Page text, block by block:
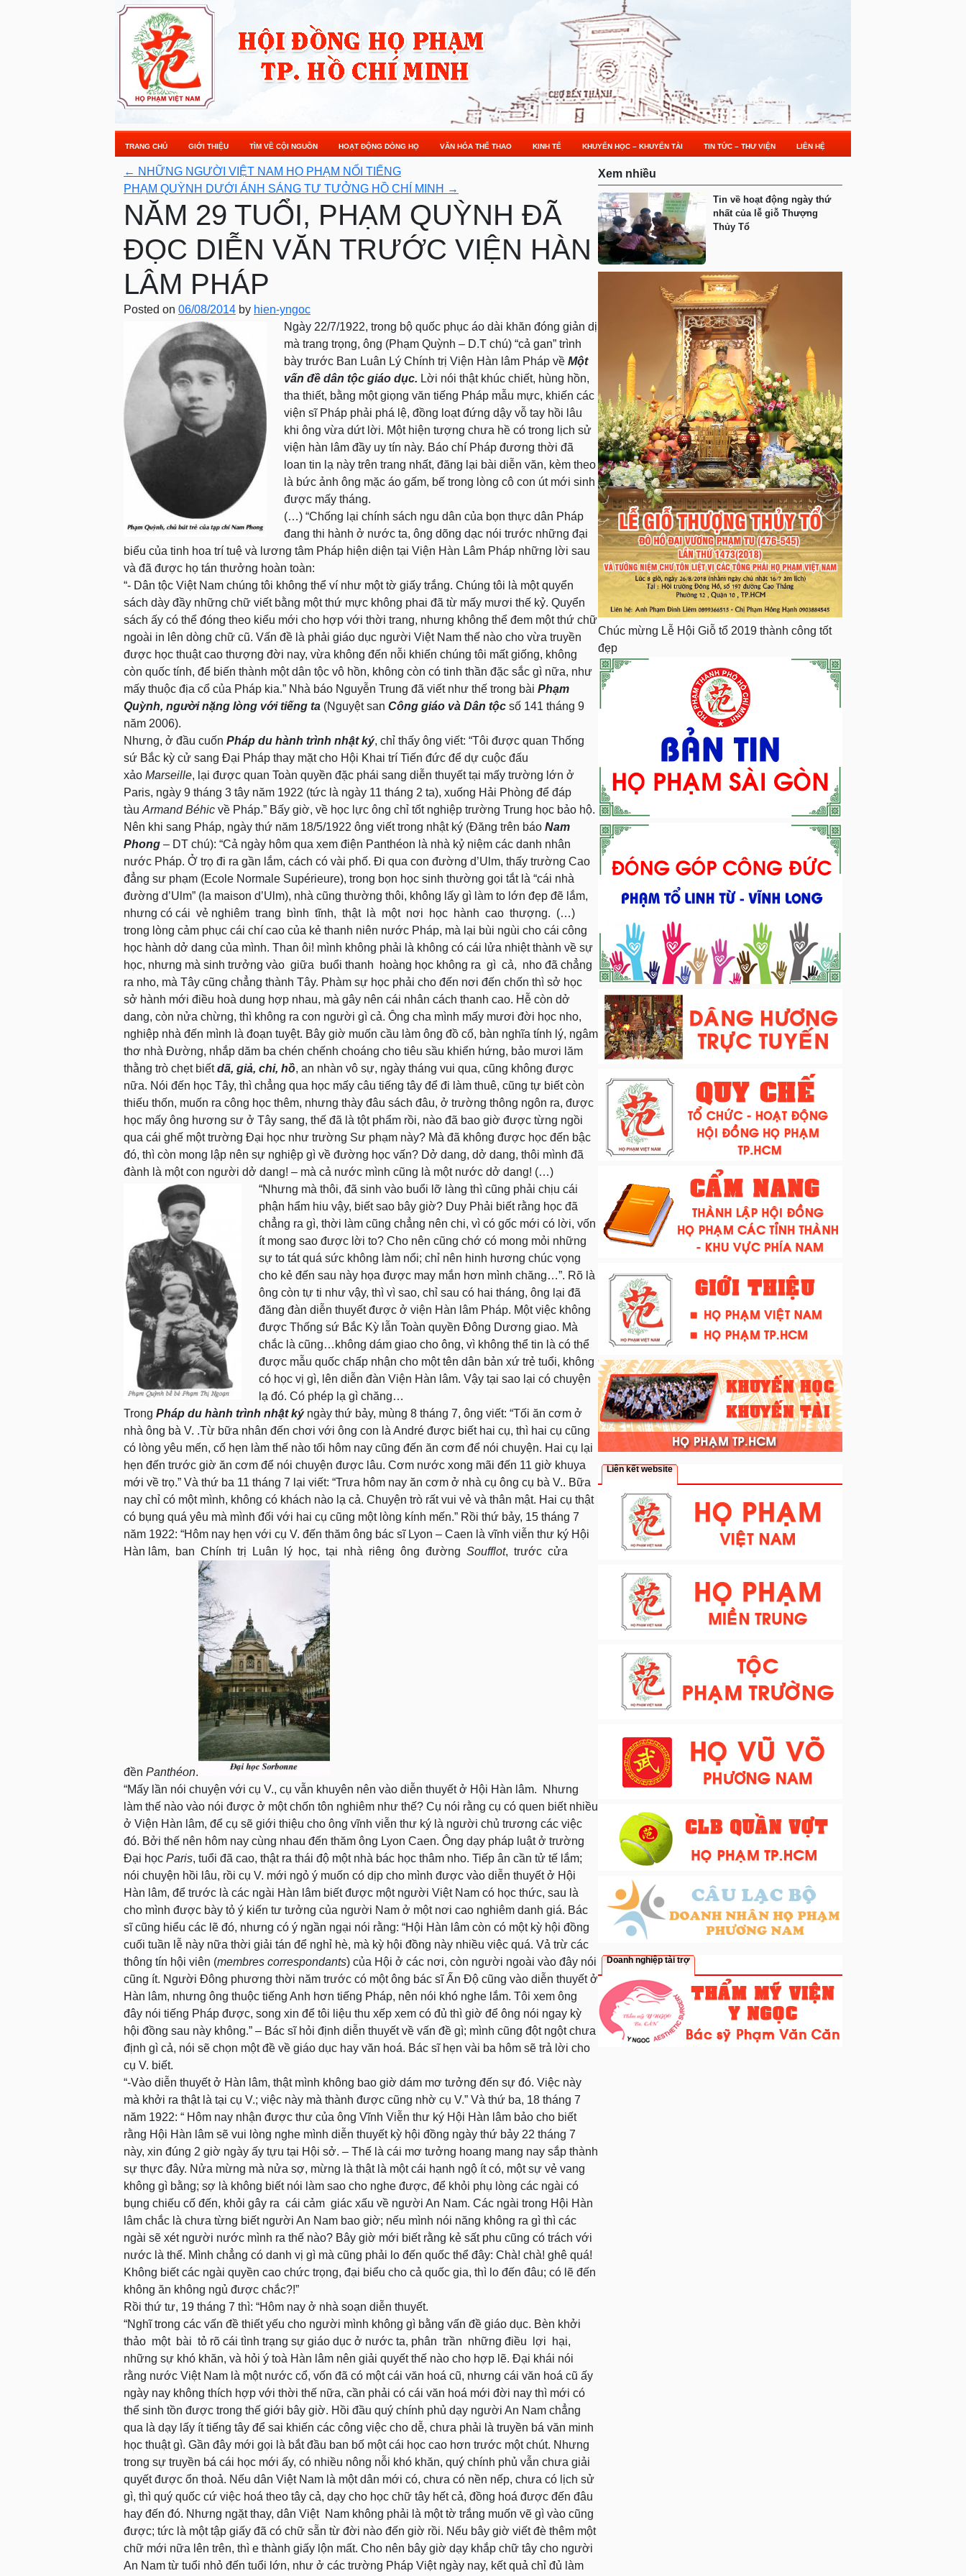
TRANG CHỦ GIỚI THIỆU TÌM VỀ CỘI NGUỒN HOẠT ĐỘNG DÒNG HỌ VĂN HÓA THỂ THAO KINH TẾ KHUYẾN HỌC – KHUYẾN TÀI TIN TỨC – THƯ VIỆN LIÊN HỆ
← NHỮNG NGƯỜI VIỆT NAM HỌ PHẠM NỔI TIẾNG
PHẠM QUỲNH DƯỚI ÁNH SÁNG TƯ TƯỞNG HỒ CHÍ MINH →
NĂM 29 TUỔI, PHẠM QUỲNH ĐÃ
ĐỌC DIỄN VĂN TRƯỚC VIỆN HÀN
LÂM PHÁP
Posted on 06/08/2014 by hien-yngoc
Ngày 22/7/1922, trong bộ quốc phục áo dài khăn đóng giản dị
mà trang trọng, ông (Phạm Quỳnh – D.T chú) “cả gan” trình
bày trước Ban Luân Lý Chính trị Viện Hàn lâm Pháp về Một
vấn đề dân tộc giáo dục. Lời nói thật khúc chiết, hùng hồn,
tha thiết, bằng một giọng văn tiếng Pháp mẫu mực, khiến các
viện sĩ Pháp phải phá lệ, đồng loạt đứng dậy vỗ tay hồi lâu
khi ông vừa dứt lời. Một hiện tượng chưa hề có trong lịch sử
viện hàn lâm đầy uy tín này. Báo chí Pháp đương thời đã
loan tin lạ này trên trang nhất, đăng lại bài diễn văn, kèm theo
là bức ảnh ông mặc áo gấm, bế trong lòng cô con út mới sinh
được mấy tháng.
(…) “Chống lại chính sách ngu dân của bọn thực dân Pháp
đang thi hành ở nước ta, ông dõng dạc nói trước những đại
biểu của tinh hoa trí tuệ và lương tâm Pháp hiện diện tại Viện Hàn Lâm Pháp những lời sau
và đã được họ tán thưởng hoàn toàn:
“- Dân tộc Việt Nam chúng tôi không thể ví như một tờ giấy trắng. Chúng tôi là một quyển
sách dày đầy những chữ viết bằng một thứ mực không phai đã từ mấy mươi thế kỷ. Quyển
sách ấy có thể đóng theo kiểu mới cho hợp với thời trang, nhưng không thể đem một thứ chữ
ngoài in lên dòng chữ cũ. Vấn đề là phải giáo dục người Việt Nam thế nào cho vừa truyền
được học thuật cao thượng đời nay, vừa không đến nỗi khiến chúng tôi mất giống, không
còn quốc tính, để biến thành một dân tộc vô hồn, không còn có tinh thần đặc sắc gì nữa, như
mấy thuộc địa cổ của Pháp kia.” Nhà báo Nguyễn Trung đã viết như thế trong bài Phạm
Quỳnh, người nặng lòng với tiếng ta (Nguyệt san Công giáo và Dân tộc số 141 tháng 9
năm 2006).
Nhưng, ở đầu cuốn Pháp du hành trình nhật ký, chỉ thấy ông viết: “Tôi được quan Thống
sứ Bắc kỳ cử sang Đại Pháp thay mặt cho Hội Khai trí Tiến đức để dự cuộc đấu
xảo Marseille, lại được quan Toàn quyền đặc phái sang diễn thuyết tại mấy trường lớn ở
Paris, ngày 9 tháng 3 tây năm 1922 (tức là ngày 11 tháng 2 ta), xuống Hải Phòng để đáp
tàu Armand Béhic về Pháp.” Bấy giờ, về học lực ông chỉ tốt nghiệp trường Trung học bảo hộ.
Nên khi sang Pháp, ngày thứ năm 18/5/1922 ông viết trong nhật ký (Đăng trên báo Nam
Phong – DT chú): “Cả ngày hôm qua xem điện Panthéon là nhà kỷ niệm các danh nhân
nước Pháp. Ở trọ đi ra gần lắm, cách có vài phố. Đi qua con đường d’Ulm, thấy trường Cao
đẳng sư phạm (Ecole Normale Supérieure), trong bọn học sinh thường gọi tắt là “cái nhà
đường d’Ulm” (la maison d’Ulm), nhà cũng thường thôi, không lấy gì làm to lớn đẹp đẽ lắm,
nhưng có cái vẻ nghiêm trang bình tĩnh, thật là một nơi học hành cao thượng. (…)
trong lòng cảm phục cái chí cao của kẻ thanh niên nước Pháp, mà lại bùi ngùi cho cái công
học hành dở dang của mình. Than ôi! mình không phải là không có cái lửa nhiệt thành về sự
học, nhưng mà sinh trưởng vào giữa buổi thanh hoàng học không ra gì cả, nho đã chẳng
ra nho, mà Tây cũng chẳng thành Tây. Phàm sự học phải cho đến nơi đến chốn thì sở học
sở hành mới điều hoà dung hợp nhau, mà gây nên cái nhân cách thanh cao. Hễ còn dở
dang, còn nửa chừng, thì không ra con người gì cả. Ông cha mình mấy mươi đời học nho,
nghiệp nhà đến mình là đoạn tuyệt. Bây giờ muốn cầu làm ông đồ cổ, bàn nghĩa tính lý, ngâm
thơ nhà Đường, nhắp dăm ba chén chếnh choáng cho tiêu sầu khiển hứng, bảo mươi lăm
thằng trò chẹt biếtdã, giả, chi, hồ, an nhàn vô sự, ngày tháng vui qua, cũng không được
nữa. Nói đến học Tây, thì chẳng qua học mấy câu tiếng tây để đi làm thuê, cũng tự biết còn
thiếu thốn, muốn ra công học thêm, nhưng thày đâu sách đâu, ở trường thông ngôn ra, được
học mấy ông hương sư ở Tây sang, thế đã là tột phẩm rồi, nào đã bao giờ được từng ngồi
qua cái ghế một trường Đại học như trường Sư phạm này? Mà đã không được học đến bậc
đó, thì còn mong lập nên sự nghiệp gì về đường học vấn? Dở dang, dở dang, thôi mình đã
đành là một con người dở dang! – mà cả nước mình cũng là một nước dở dang! (…)
“Nhưng mà thôi, đã sinh vào buổi lỡ làng thì cũng phải chịu cái
phận hẩm hiu vậy, biết sao bây giờ? Duy Phải biết rằng học đã
chẳng ra gì, thời làm cũng chẳng nên chi, vì có gốc mới có lời, vốn
ít mong sao được lời to? Cho nên cũng chớ có mong mỏi những
sự to tát quá sức không làm nổi; chỉ nên hinh hương chúc vọng
cho kẻ đến sau này họa được may mắn hơn mình chăng…”. Rõ là
ông còn tự ti như vậy, thì vì sao, chỉ sau có hai tháng, ông lại đã
đăng đàn diễn thuyết được ở viện Hàn lâm Pháp. Một việc không
được Thống sứ Bắc Kỳ lẫn Toàn quyền Đông Dương giao. Mà
chắc là cũng…không dám giao cho ông, vì không thể tin là có thể
được mẫu quốc chấp nhận cho một tên dân bản xứ trẻ tuổi, không
có học vị gì, lên diễn đàn Viện Hàn lâm. Vậy tại sao lại có chuyện
lạ đó. Có phép lạ gì chăng…
Trong Pháp du hành trình nhật ký ngày thứ bảy, mùng 8 tháng 7, ông viết: “Tối ăn cơm ở
nhà ông bà V. .Từ bữa nhân đến chơi với ông con là André được biết hai cụ, thì hai cụ cũng
có lòng yêu mến, cố hẹn làm thế nào tối hôm nay cũng đến ăn cơm để nói chuyện. Hai cụ lại
hẹn đến trước giờ ăn cơm để nói chuyện được lâu. Cơm nước xong mãi đến 11 giờ khuya
mới về trọ.” Và thứ ba 11 tháng 7 lại viết: “Trưa hôm nay ăn cơm ở nhà cụ ông cụ bà V.. Bữa
nay chỉ có một mình, không có khách nào lạ cả. Chuyện trò rất vui vẻ và thân mật. Hai cụ thật
có bụng quá yêu mà mình đối với hai cụ cũng một lòng kính mến.” Rồi thứ bảy, 15 tháng 7
năm 1922: “Hôm nay hẹn với cụ V. đến thăm ông bác sĩ Lyon – Caen là vĩnh viễn thư ký Hội
Hàn lâm, ban Chính trị Luân lý học, tại nhà riêng ông đường Soufflot, trước cửa
đền Panthéon.
“Mấy lần nói chuyện với cụ V., cụ vẫn khuyên nên vào diễn thuyết ở Hội Hàn lâm. Nhưng
làm thế nào vào nói được ở một chốn tôn nghiêm như thế? Cụ nói rằng cụ có quen biết nhiều
ở Viện Hàn lâm, để cụ sẽ giới thiệu cho ông vĩnh viễn thư ký là người chủ trương các việc
đó. Bởi thế nên hôm nay cùng nhau đến thăm ông Lyon Caen. Ông dạy pháp luật ở trường
Đại học Paris, tuổi đã cao, thật ra thái độ một nhà bác học thâm nho. Tiếp ân cần tử tế lắm;
nói chuyện hồi lâu, rồi cụ V. mới ngỏ ý muốn có dịp cho mình được vào diễn thuyết ở Hội
Hàn lâm, để trước là các ngài Hàn lâm biết được một người Việt Nam có học thức, sau là
cho mình được bày tỏ ý kiến tư tưởng của người Nam ở một nơi cao nghiêm danh giá. Bác
sĩ cũng hiểu các lẽ đó, nhưng có ý ngần ngại nói rằng: “Hội Hàn lâm còn có một kỳ hội đồng
cuối tuần lễ này nữa thời giải tán để nghỉ hè, mà kỳ hội đồng này nhiều việc quá. Vả trừ các
thông tín hội viên (membres correspondants) của Hội ở các nơi, còn người ngoài vào đây nói
cũng ít. Người Đông phương thời năm trước có một ông bác sĩ Ấn Độ cũng vào diễn thuyết ở
Hàn lâm, nhưng ông thuộc tiếng Anh hơn tiếng Pháp, nên nói khó nghe lắm. Tôi xem ông
đây nói tiếng Pháp được, song xin để tôi liệu thu xếp xem có đủ thì giờ để ông nói ngay kỳ
hội đồng sau này không.” – Bác sĩ hỏi định diễn thuyết về vấn đề gì; mình cũng đột ngột chưa
định gì cả, nói sẽ chọn một đề về giáo dục hay văn hoá. Bác sĩ hẹn vài ba hôm sẽ trả lời cho
cụ V. biết.
“-Vào diễn thuyết ở Hàn lâm, thật mình không bao giờ dám mơ tưởng đến sự đó. Việc này
mà khởi ra thật là tại cụ V.; việc này mà thành được cũng nhờ cụ V.” Và thứ ba, 18 tháng 7
năm 1922: “ Hôm nay nhận được thư của ông Vĩnh Viễn thư ký Hội Hàn lâm bảo cho biết
rằng Hội Hàn lâm sẽ vui lòng nghe mình diễn thuyết kỳ hội đồng ngày thứ bảy 22 tháng 7
này, xin đúng 2 giờ ngày ấy tựu tại Hội sở. – Thế là cái mơ tưởng hoang mang nay sắp thành
sự thực đây. Nửa mừng mà nửa sợ, mừng là thật là một cái hạnh ngộ ít có, một sự vẻ vang
không gì bằng; sợ là không biết nói làm sao cho nghe được, để khỏi phụ lòng các ngài có
bụng chiếu cố đến, khỏi gây ra cái cảm giác xấu về người An Nam. Các ngài trong Hội Hàn
lâm chắc là chưa từng biết người An Nam bao giờ; nếu mình nói năng không ra gì thì các
ngài sẽ xét người nước mình ra thế nào? Bây giờ mới biết rằng kẻ sất phu cũng có trách với
nước là thế. Mình chẳng có danh vị gì mà cũng phải lo đến quốc thể đây: Chà! chà! ghê quá!
Không biết các ngài quyền cao chức trọng, đại biểu cho cả quốc gia, thì lo đến đâu; có lẽ đến
không ăn không ngủ được chắc?!”
Rồi thứ tư, 19 tháng 7 thì: “Hôm nay ở nhà soạn diễn thuyết.
“Nghĩ trong các vấn đề thiết yếu cho người mình không gì bằng vấn đề giáo dục. Bèn khởi
thảo một bài tỏ rõ cái tình trạng sự giáo dục ở nước ta, phân trần những điều lợi hại,
những sự khó khăn, và hỏi ý toà Hàn lâm nên giải quyết thế nào cho hợp lẽ. Đại khái nói
rằng nước Việt Nam là một nước cổ, vốn đã có một cái văn hoá cũ, nhưng cái văn hoá cũ ấy
ngày nay không thích hợp với thời thế nữa, cần phải có cái văn hoá mới đời nay thì mới có
thể sinh tồn được trong thế giới bây giờ. Hồi đầu quý chính phủ dạy người An Nam chẳng
qua là dạy lấy ít tiếng tây để sai khiến các công việc cho dễ, chưa phải là truyền bá văn minh
học thuật gì. Gần đây mới gọi là bắt đầu ban bố một cái học cao hơn trước một chút. Nhưng
trong sự truyền bá cái học mới ấy, có nhiều nông nỗi khó khăn, quý chính phủ vẫn chưa giải
quyết được ổn thoả. Nếu dân Việt Nam là một dân mới có, chưa có nền nếp, chưa có lịch sử
gì, thì quý quốc cứ việc hoá theo tây cả, dạy cho học chữ tây hết cả, đồng hoá được đến đâu
hay đến đó. Nhưng ngặt thay, dân Việt Nam không phải là một tờ trắng muốn vẽ gì vào cũng
được; tức là một tập giấy đã có chữ sẵn từ đời nào đến giờ rồi. Nếu bây giờ viết đè thêm một
chữ mới nữa lên trên, thì e thành giấy lộn mất. Cho nên bây giờ dạy khắp chữ tây cho người
An Nam từ tuổi nhỏ đến tuổi lớn, như ở các trường Pháp Việt ngày nay, kết quả chỉ đủ làm
Xem nhiều
Tin về hoạt động ngày thứ
nhất của lễ giỗ Thượng
Thủy Tổ
Chúc mừng Lễ Hội Giỗ tổ 2019 thành công tốt
đẹp
Liên kết website
Doanh nghiệp tài trợ